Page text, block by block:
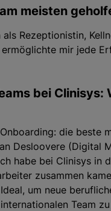
meisten
Rezeptionistin,
mir jede
bei Clinisys:
die beste
Desloovere (Digital
habe bei Clinisys in
zusammen
um neue
Team